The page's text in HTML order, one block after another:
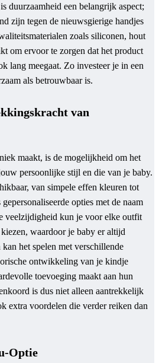
duurzaamheid een belangrijk aspect;
zijn tegen de nieuwsgierige handjes
zoals siliconen, hout
om ervoor te zorgen dat het product
lang meegaat. Zo investeer je in een
als betrouwbaar is.
van
maakt, is de mogelijkheid om het
persoonlijke stijl en die van je baby.
van simpele effen kleuren tot
opties met de naam
veelzijdigheid kun je voor elke outfit
waardoor je baby er altijd
het spelen met verschillende
ontwikkeling van je kindje
toevoeging maakt aan hun
is dus niet alleen aantrekkelijk
extra voordelen die verder reiken dan
Optie